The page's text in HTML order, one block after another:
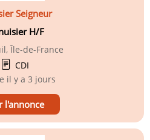
Seigneur
H/F
Île-de-France
CDI
il y a 3 jours
l'annonce